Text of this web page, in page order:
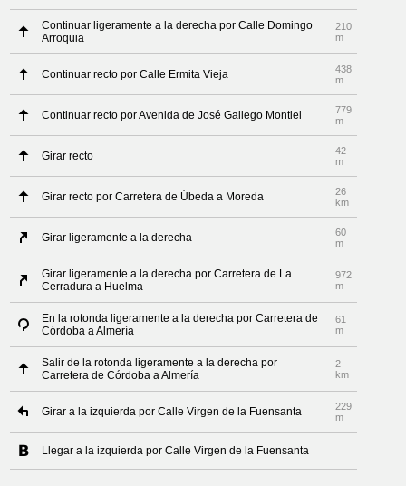
Continuar ligeramente a la derecha por Calle Domingo
Arroquia
210
m
Continuar recto por Calle Ermita Vieja
438
m
Continuar recto por Avenida de José Gallego Montiel
779
m
Girar recto
42
m
Girar recto por Carretera de Úbeda a Moreda
26
km
Girar ligeramente a la derecha
60
m
Girar ligeramente a la derecha por Carretera de La
Cerradura a Huelma
972
m
En la rotonda ligeramente a la derecha por Carretera de
Córdoba a Almería
61
m
Salir de la rotonda ligeramente a la derecha por
Carretera de Córdoba a Almería
2
km
Girar a la izquierda por Calle Virgen de la Fuensanta
229
m
Llegar a la izquierda por Calle Virgen de la Fuensanta